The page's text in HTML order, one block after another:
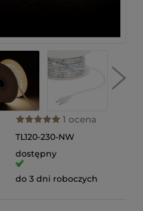
1 ocena
TL120-230-NW
dostępny
do 3 dni roboczych